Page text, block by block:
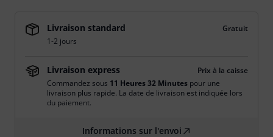
Livraison standard
Gratuit
1-2 jours
Livraison express
Prix à la caisse
Commandez sous 11 Heures 32 Minutes pour une
livraison plus rapide. La date de livraison est indiquée lors
du paiement.
Informations sur l'envoi